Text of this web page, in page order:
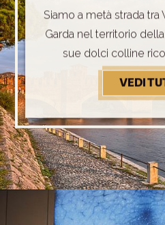
Siamo a metà strada tra
Garda nel territorio
sue dolci colline
VEDI